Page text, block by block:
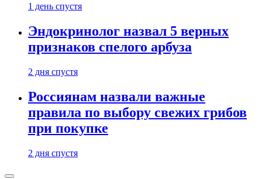
1 день спустя
Эндокринолог назвал 5 верных
признаков спелого арбуза
2 дня спустя
Россиянам назвали важные
правила по выбору свежих грибов
при покупке
2 дня спустя